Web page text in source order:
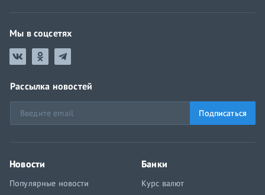
Мы в соцсетях
Рассылка новостей
Подписаться
Новости
Популярные новости
Банки
Курс валют